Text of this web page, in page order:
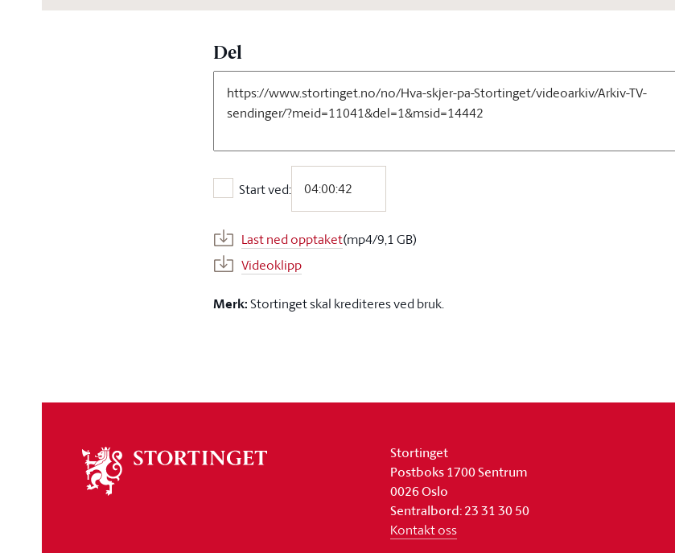
Del
Start ved:
Start ved:
Last ned opptaket(mp4/9,1 GB)
Videoklipp
Merk:Stortinget skal krediteres ved bruk.
stortinget
Stortinget
Postboks 1700 Sentrum
0026 Oslo
Sentralbord: 23 31 30 50
Kontakt oss